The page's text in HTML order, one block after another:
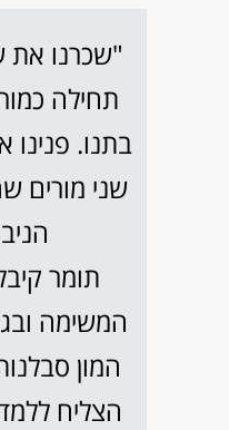
"שכרנו את
תחילה
בתנו. פנינו
שני מורים
תומר
המשימה
המון
הצליח